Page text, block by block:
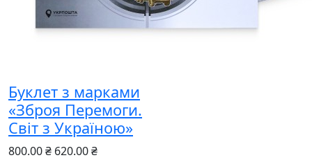
Буклет з марками
«Зброя Перемоги.
Світ з Україною»
800.00 ₴ 620.00 ₴